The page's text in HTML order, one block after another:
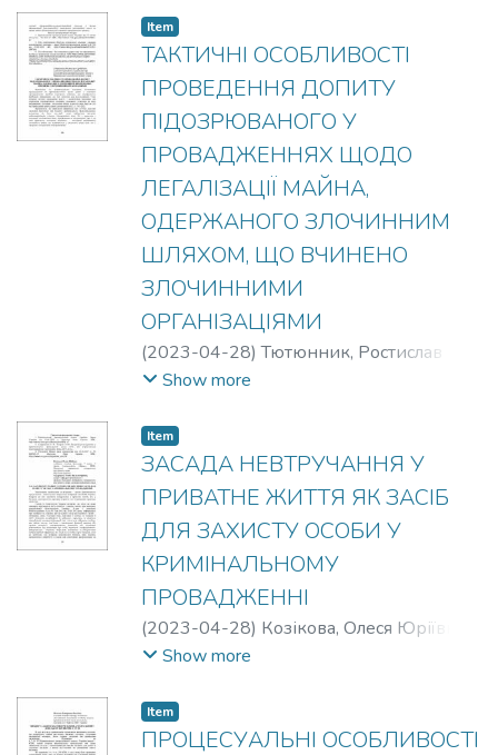
Item
ТАКТИЧНІ ОСОБЛИВОСТІ
ПРОВЕДЕННЯ ДОПИТУ
ПІДОЗРЮВАНОГО У
ПРОВАДЖЕННЯХ ЩОДО
ЛЕГАЛІЗАЦІЇ МАЙНА,
ОДЕРЖАНОГО ЗЛОЧИННИМ
ШЛЯХОМ, ЩО ВЧИНЕНО
ЗЛОЧИННИМИ
ОРГАНІЗАЦІЯМИ
(2023-04-28)Тютюнник, Ростислав
Сергійович
Show more
Item
ЗАСАДА НЕВТРУЧАННЯ У
ПРИВАТНЕ ЖИТТЯ ЯК ЗАСІБ
ДЛЯ ЗАХИСТУ ОСОБИ У
КРИМІНАЛЬНОМУ
ПРОВАДЖЕННІ
(2023-04-28) Козікова, Олеся Юріївна
Мудрецька, Ганна Володимирівна
Show more
Item
ПРОЦЕСУАЛЬНІ ОСОБЛИВОСТІ